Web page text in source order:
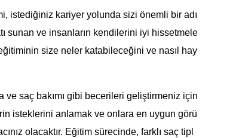
istediğiniz kariyer yolunda sizi önemli bir adı
sunan ve insanların kendilerini iyi hissetmele
size neler katabileceğini ve nasıl hay
saç bakımı gibi becerileri geliştirmeniz için
isteklerini anlamak ve onlara en uygun görü
olacaktır. Eğitim sürecinde, farklı saç tipl